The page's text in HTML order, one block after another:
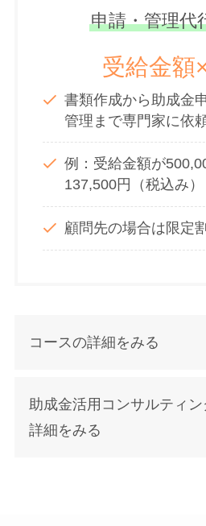
申請・管理代
受給金額
書類作成から助成金
管理まで専門家に依
例：受給金額が
137,500円（税込み）
顧問先の場合は限定
コースの詳細をみる
助成金活用コンサルティ
詳細をみる